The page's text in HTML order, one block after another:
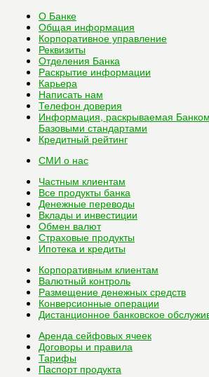
О Банке
Общая информация
Корпоративное управление
Реквизиты
Отделения Банка
Раскрытие информации
Карьера
Написать нам
Телефон доверия
Информация, раскрываемая
Базовыми стандартами
Кредитный рейтинг
СМИ о нас
Частным клиентам
Все продукты банка
Денежные переводы
Вклады и инвестиции
Обмен валют
Страховые продукты
Ипотека и кредиты
Корпоративным клиентам
Валютный контроль
Размещение денежных средств
Конверсионные операции
Дистанционное банковское
Аренда сейфовых ячеек
Договоры и правила
Тарифы
Паспорт продукта